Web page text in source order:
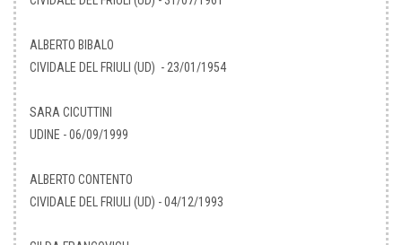
ALBERTO BIBALO
CIVIDALE DEL FRIULI (UD) - 23/01/1954
SARA CICUTTINI
UDINE - 06/09/1999
ALBERTO CONTENTO
CIVIDALE DEL FRIULI (UD) - 04/12/1993